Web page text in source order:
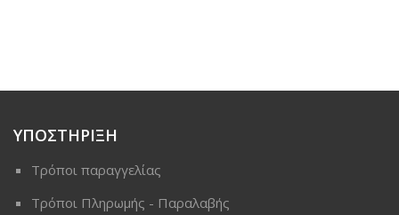
ΥΠΟΣΤΗΡΙΞΗ
Τρόποι παραγγελίας
Τρόποι Πληρωμής - Παραλαβής